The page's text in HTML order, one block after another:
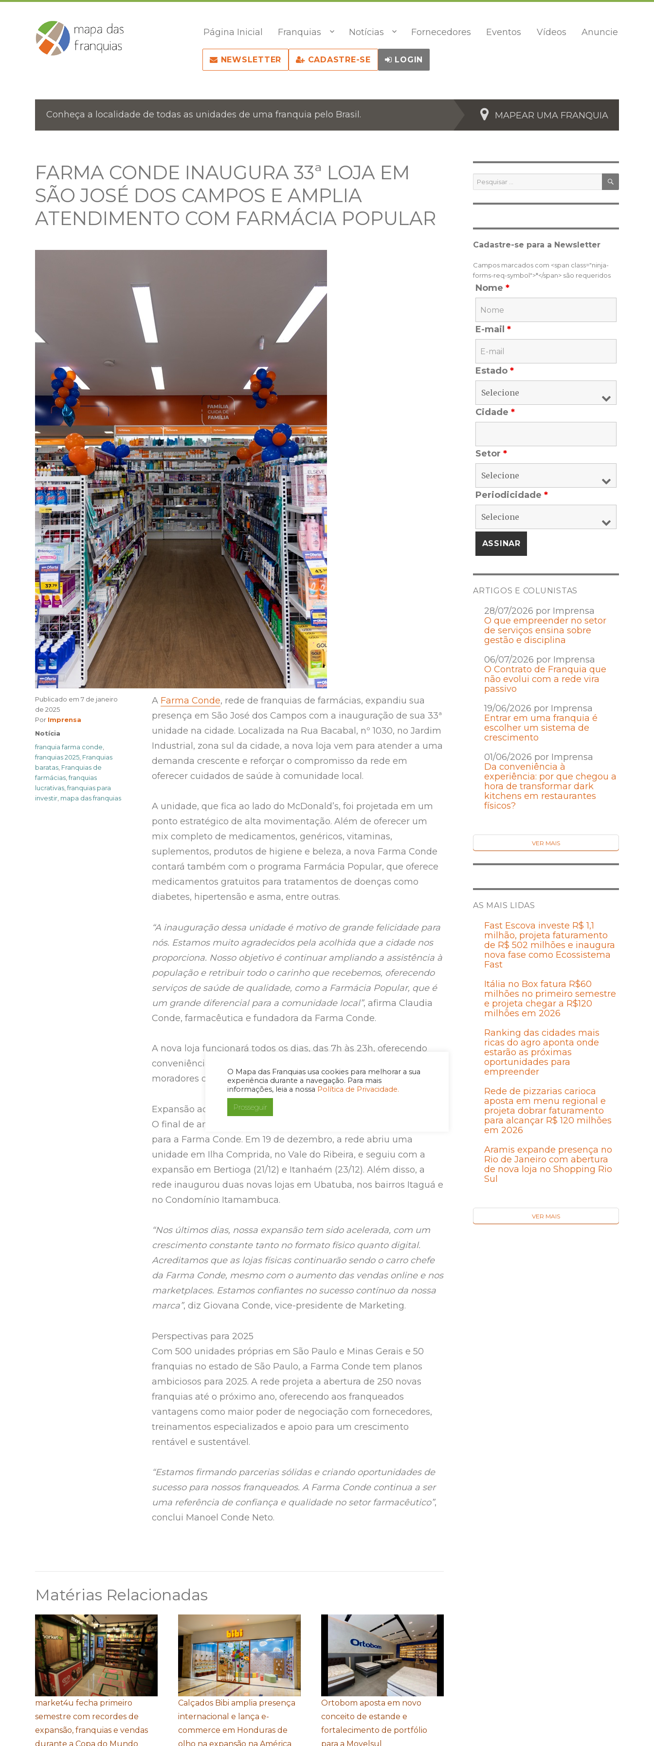
O Mapa das Franquias usa cookies para melhorar a sua
experiência durante a navegação. Para mais
informações, leia a nossa Política de Privacidade.
Prosseguir
Página Inicial Franquias Notícias Fornecedores Eventos Vídeos Anuncie
NEWSLETTER CADASTRE-SE LOGIN
Conheça a localidade de todas as unidades de uma franquia pelo Brasil. MAPEAR UMA FRANQUIA
FARMA CONDE INAUGURA 33ª LOJA EM
SÃO JOSÉ DOS CAMPOS E AMPLIA
ATENDIMENTO COM FARMÁCIA POPULAR
A Farma Conde, rede de franquias de farmácias, expandiu sua
presença em São José dos Campos com a inauguração de sua 33ª
unidade na cidade. Localizada na Rua Bacabal, nº 1030, no Jardim
Industrial, zona sul da cidade, a nova loja vem para atender a uma
demanda crescente e reforçar o compromisso da rede em
oferecer cuidados de saúde à comunidade local.
A unidade, que fica ao lado do McDonald’s, foi projetada em um
ponto estratégico de alta movimentação. Além de oferecer um
mix completo de medicamentos, genéricos, vitaminas,
suplementos, produtos de higiene e beleza, a nova Farma Conde
contará também com o programa Farmácia Popular, que oferece
medicamentos gratuitos para tratamentos de doenças como
diabetes, hipertensão e asma, entre outras.
“A inauguração dessa unidade é motivo de grande felicidade para
nós. Estamos muito agradecidos pela acolhida que a cidade nos
proporciona. Nosso objetivo é continuar ampliando a assistência à
população e retribuir todo o carinho que recebemos, oferecendo
serviços de saúde de qualidade, como a Farmácia Popular, que é
um grande diferencial para a comunidade local”, afirma Claudia
Conde, farmacêutica e fundadora da Farma Conde.
A nova loja funcionará todos os dias, das 7h às 23h, oferecendo
conveniência e acesso a serviços essenciais de saúde para os
moradores da região.
Expansão acelerada em dezembro de 2024
O final de ano tem sido marcado por uma série de inaugurações
para a Farma Conde. Em 19 de dezembro, a rede abriu uma
unidade em Ilha Comprida, no Vale do Ribeira, e seguiu com a
expansão em Bertioga (21/12) e Itanhaém (23/12). Além disso, a
rede inaugurou duas novas lojas em Ubatuba, nos bairros Itaguá e
no Condomínio Itamambuca.
“Nos últimos dias, nossa expansão tem sido acelerada, com um
crescimento constante tanto no formato físico quanto digital.
Acreditamos que as lojas físicas continuarão sendo o carro chefe
da Farma Conde, mesmo com o aumento das vendas online e nos
marketplaces. Estamos confiantes no sucesso contínuo da nossa
marca”, diz Giovana Conde, vice-presidente de Marketing.
Perspectivas para 2025
Com 500 unidades próprias em São Paulo e Minas Gerais e 50
franquias no estado de São Paulo, a Farma Conde tem planos
ambiciosos para 2025. A rede projeta a abertura de 250 novas
franquias até o próximo ano, oferecendo aos franqueados
vantagens como maior poder de negociação com fornecedores,
treinamentos especializados e apoio para um crescimento
rentável e sustentável.
“Estamos firmando parcerias sólidas e criando oportunidades de
sucesso para nossos franqueados. A Farma Conde continua a ser
uma referência de confiança e qualidade no setor farmacêutico”,
conclui Manoel Conde Neto.
Publicado em 7 de janeiro
de 2025
Por Author
Imprensa
Categories
Notícia
Tags
franquia farma conde
franquias 2025 Franquias
baratas Franquias de
farmácias ,franquias
lucrativas ,franquias para
investir mapa das franquias
Matérias Relacionadas
market4u fecha primeiro
semestre com recordes de
expansão, franquias e vendas
durante a Copa do Mundo
Calçados Bibi amplia presença
internacional e lança e-
commerce em Honduras de
olho na expansão na América
Ortobom aposta em novo
conceito de estande e
fortalecimento de portfólio
para a Movelsul
Pesquisar
por:
Cadastre-se para a Newsletter
Campos marcados com <span class="ninja-
forms-req-symbol">*</span> são requeridos
Nome *
E-mail *
Estado *
Cidade *
Setor *
Periodicidade *
ARTIGOS E COLUNISTAS
28/07/2026 por Imprensa
O que empreender no setor
de serviços ensina sobre
gestão e disciplina
06/07/2026 por Imprensa
O Contrato de Franquia que
não evolui com a rede vira
passivo
19/06/2026 por Imprensa
Entrar em uma franquia é
escolher um sistema de
crescimento
01/06/2026 por Imprensa
Da conveniência à
experiência: por que chegou a
hora de transformar dark
kitchens em restaurantes
físicos?
VER MAIS
AS MAIS LIDAS
Fast Escova investe R$ 1,1
milhão, projeta faturamento
de R$ 502 milhões e inaugura
nova fase como Ecossistema
Fast
Itália no Box fatura R$60
milhões no primeiro semestre
e projeta chegar a R$120
milhões em 2026
Ranking das cidades mais
ricas do agro aponta onde
estarão as próximas
oportunidades para
empreender
Rede de pizzarias carioca
aposta em menu regional e
projeta dobrar faturamento
para alcançar R$ 120 milhões
em 2026
Aramis expande presença no
Rio de Janeiro com abertura
de nova loja no Shopping Rio
Sul
VER MAIS